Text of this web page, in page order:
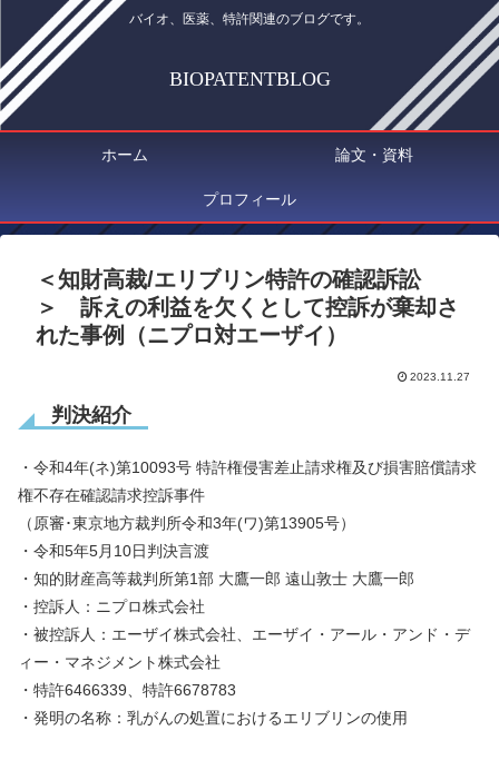
バイオ、医薬、特許関連のブログです。
BIOPATENTBLOG
ホーム 論文・資料
プロフィール
＜知財高裁/エリブリン特許の確認訴訟
＞ 訴えの利益を欠くとして控訴が棄却さ
れた事例（ニプロ対エーザイ）
2023.11.27
判決紹介
・令和4年(ネ)第10093号 特許権侵害差止請求権及び損害賠償請求
権不存在確認請求控訴事件
（原審･東京地方裁判所令和3年(ワ)第13905号）
・令和5年5月10日判決言渡
・知的財産高等裁判所第1部 大鷹一郎 遠山敦士 大鷹一郎
・控訴人：ニプロ株式会社
・被控訴人：エーザイ株式会社、エーザイ・アール・アンド・デ
ィー・マネジメント株式会社
・特許6466339、特許6678783
・発明の名称：乳がんの処置におけるエリブリンの使用